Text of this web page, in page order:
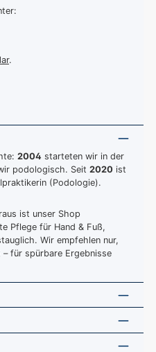
.
2004 starteten wir in der
podologisch. Seit 2020 ist
(Podologie).
ist unser Shop
Pflege für Hand & Fuß,
Wir empfehlen nur,
für spürbare Ergebnisse